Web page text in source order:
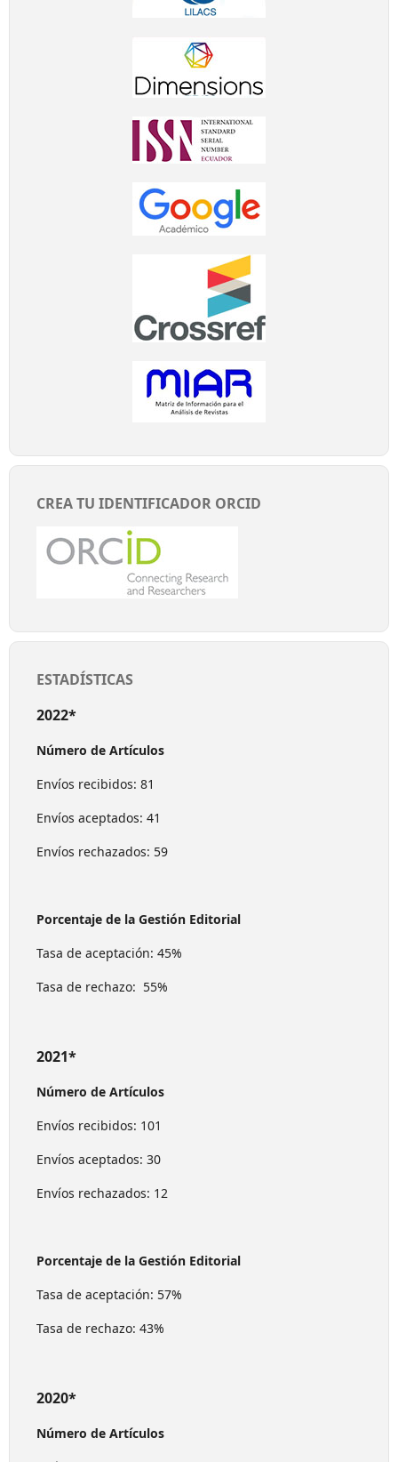
CREA TU IDENTIFICADOR ORCID
ESTADÍSTICAS
2022*
Número de Artículos
Envíos recibidos: 81
Envíos aceptados: 41
Envíos rechazados: 59
Porcentaje de la Gestión Editorial
Tasa de aceptación: 45%
Tasa de rechazo: 55%
2021*
Número de Artículos
Envíos recibidos: 101
Envíos aceptados: 30
Envíos rechazados: 12
Porcentaje de la Gestión Editorial
Tasa de aceptación: 57%
Tasa de rechazo: 43%
2020*
Número de Artículos